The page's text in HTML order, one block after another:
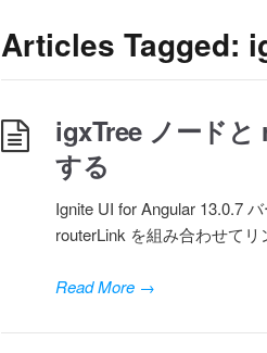
Articles Tagged:
igxTree ノード
する
Ignite UI for Angular 13.0.7
routerLink を組み合わせて
Read More →